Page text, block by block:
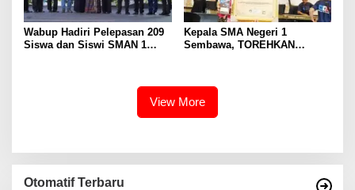
Wabup Hadiri Pelepasan 209
Siswa dan Siswi SMAN 1
Kepala SMA Negeri 1
Sembawa, TOREHKAN
View More
Otomatif Terbaru